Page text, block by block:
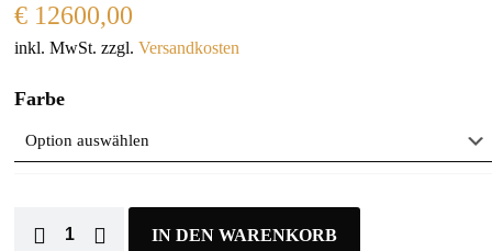
€ 12600,00
inkl. MwSt. zzgl.Versandkosten
Farbe
IN DEN WARENKORB